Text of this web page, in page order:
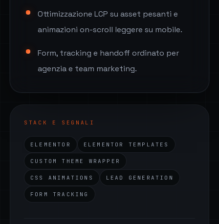
Ottimizzazione LCP su asset pesanti e
animazioni on-scroll leggere su mobile.
Form, tracking e handoff ordinato per
agenzia e team marketing.
STACK E SEGNALI
ELEMENTOR ELEMENTOR TEMPLATES
CUSTOM THEME WRAPPER
CSS ANIMATIONS LEAD GENERATION
FORM TRACKING